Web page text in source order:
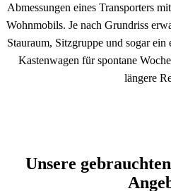
Abmessungen eines Transporters
Wohnmobils. Je nach Grundriss
Stauraum, Sitzgruppe und sogar
Kastenwagen für spontane
längere
Unsere gebrauchten